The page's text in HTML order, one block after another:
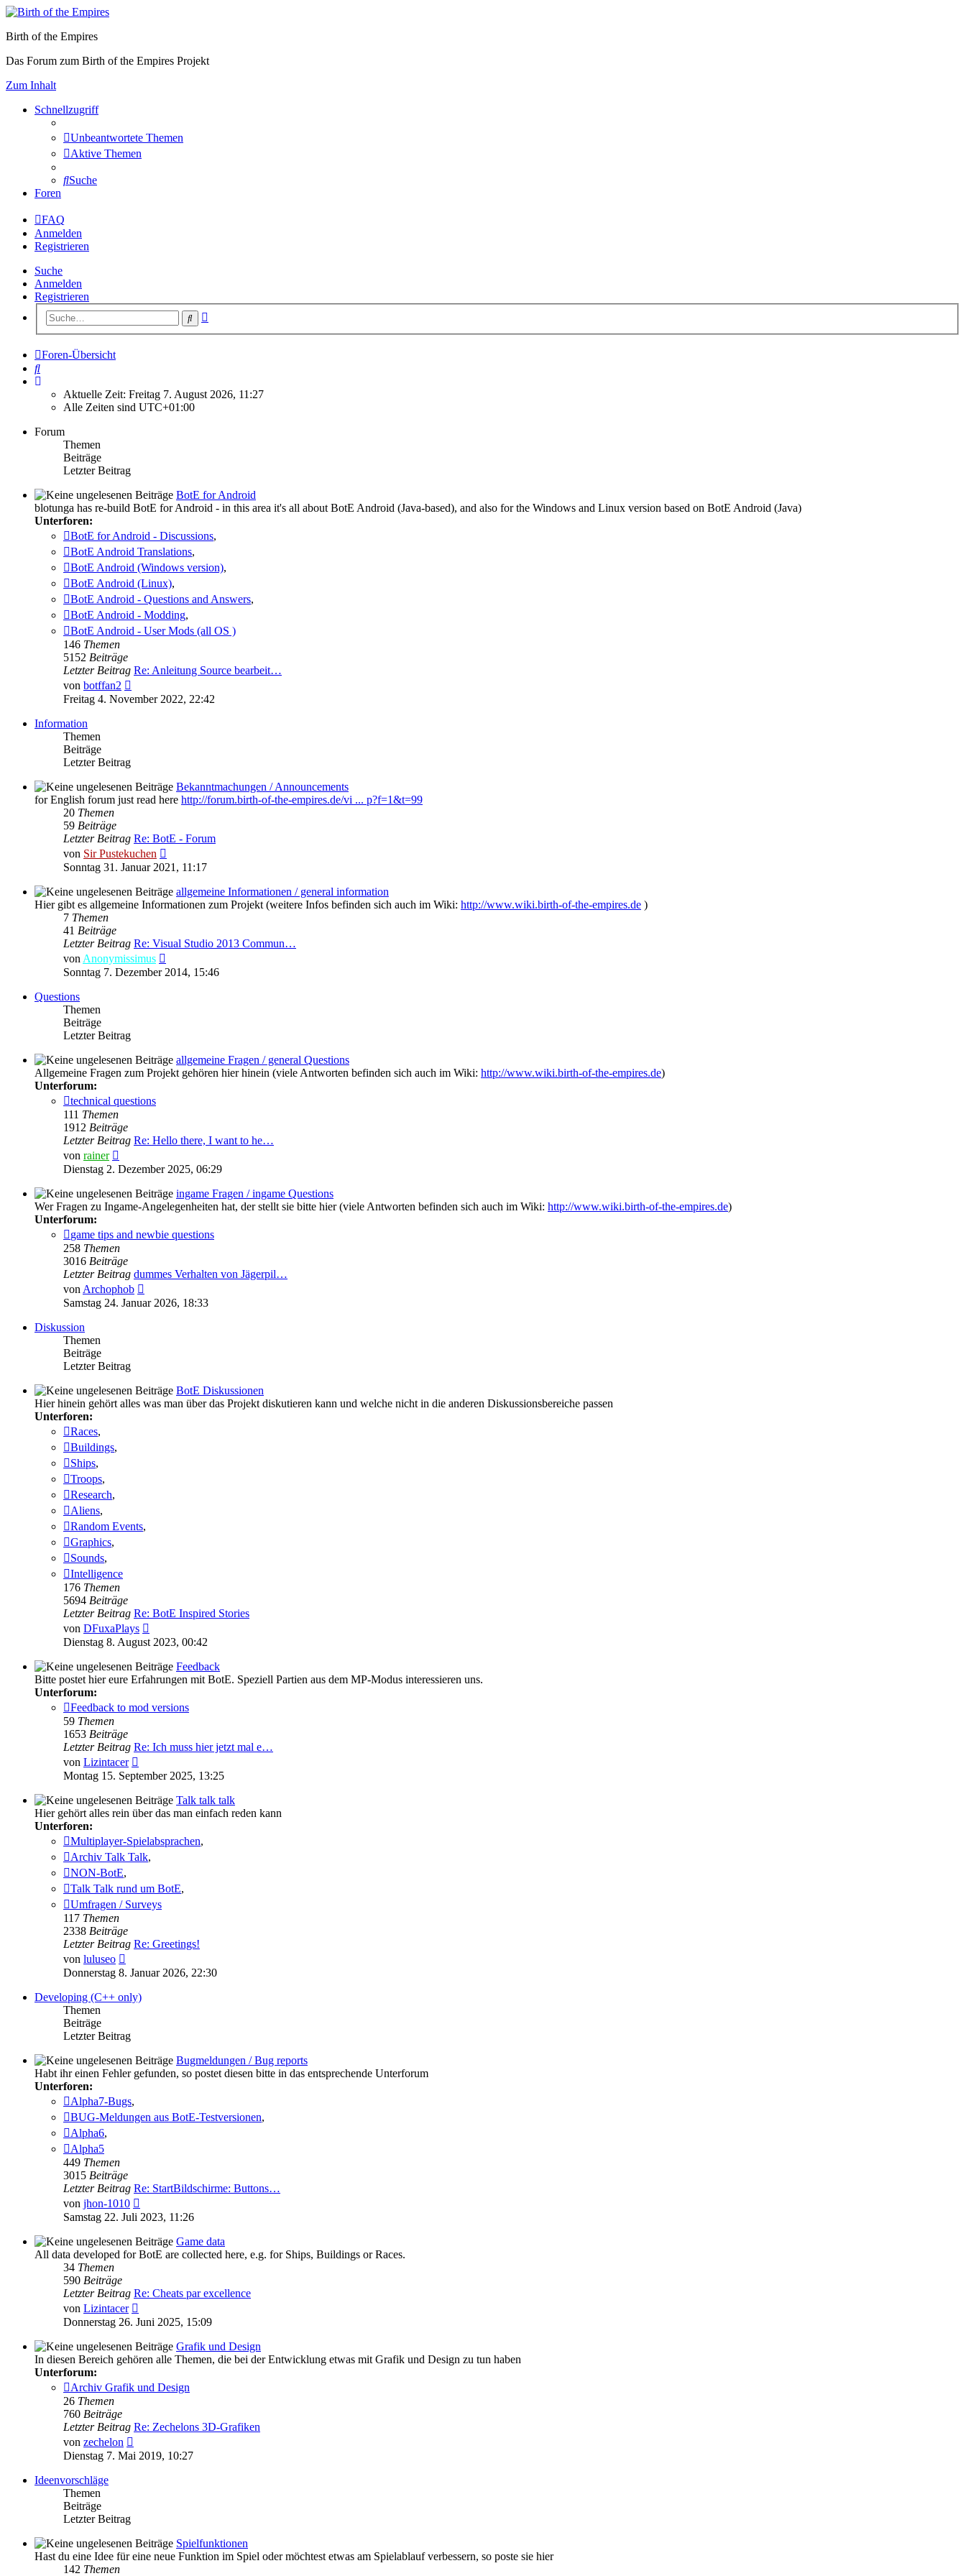
Birth of the Empires
Das Forum zum Birth of the Empires Projekt
Zum Inhalt
Schnellzugriff
Unbeantwortete Themen
Aktive Themen
Suche
Foren
FAQ
Anmelden
Registrieren
Suche
Anmelden
Registrieren
Suche
Foren-Übersicht
Suche
Aktuelle Zeit: Freitag 7. August 2026, 11:27
Alle Zeiten sind UTC+01:00
Forum
Themen
Beiträge
Letzter Beitrag
BotE for Android
blotunga has re-build BotE for Android - in this area it's all about BotE Android (Java-based), and also for the Windows and Linux version based on BotE Android (Java)
Unterforen:
BotE for Android - Discussions,
BotE Android Translations,
BotE Android (Windows version),
BotE Android (Linux),
BotE Android - Questions and Answers,
BotE Android - Modding,
BotE Android - User Mods (all OS )
146 Themen
5152 Beiträge
Letzter Beitrag Re: Anleitung Source bearbeit…
von botffan2
Beitrag
Freitag 4. November 2022, 22:42
Information
Themen
Beiträge
Letzter Beitrag
Bekanntmachungen / Announcements
for English forum just read here http://forum.birth-of-the-empires.de/vi ... p?f=1&t=99
20 Themen
59 Beiträge
Letzter Beitrag Re: BotE - Forum
von Sir Pustekuchen
Beitrag
Sonntag 31. Januar 2021, 11:17
allgemeine Informationen / general information
Hier gibt es allgemeine Informationen zum Projekt (weitere Infos befinden sich auch im Wiki: http://www.wiki.birth-of-the-empires.de )
7 Themen
41 Beiträge
Letzter Beitrag Re: Visual Studio 2013 Commun…
von Anonymissimus
Beitrag
Sonntag 7. Dezember 2014, 15:46
Questions
Themen
Beiträge
Letzter Beitrag
allgemeine Fragen / general Questions
Allgemeine Fragen zum Projekt gehören hier hinein (viele Antworten befinden sich auch im Wiki: http://www.wiki.birth-of-the-empires.de)
Unterforum:
technical questions
111 Themen
1912 Beiträge
Letzter Beitrag Re: Hello there, I want to he…
von rainer
Beitrag
Dienstag 2. Dezember 2025, 06:29
ingame Fragen / ingame Questions
Wer Fragen zu Ingame-Angelegenheiten hat, der stellt sie bitte hier (viele Antworten befinden sich auch im Wiki: http://www.wiki.birth-of-the-empires.de)
Unterforum:
game tips and newbie questions
258 Themen
3016 Beiträge
Letzter Beitrag dummes Verhalten von Jägerpil…
von Archophob
Beitrag
Samstag 24. Januar 2026, 18:33
Diskussion
Themen
Beiträge
Letzter Beitrag
BotE Diskussionen
Hier hinein gehört alles was man über das Projekt diskutieren kann und welche nicht in die anderen Diskussionsbereiche passen
Unterforen:
Races,
Buildings,
Ships,
Troops,
Research,
Aliens,
Random Events,
Graphics,
Sounds,
Intelligence
176 Themen
5694 Beiträge
Letzter Beitrag Re: BotE Inspired Stories
von DFuxaPlays
Beitrag
Dienstag 8. August 2023, 00:42
Feedback
Bitte postet hier eure Erfahrungen mit BotE. Speziell Partien aus dem MP-Modus interessieren uns.
Unterforum:
Feedback to mod versions
59 Themen
1653 Beiträge
Letzter Beitrag Re: Ich muss hier jetzt mal e…
von Lizintacer
Beitrag
Montag 15. September 2025, 13:25
Talk talk talk
Hier gehört alles rein über das man einfach reden kann
Unterforen:
Multiplayer-Spielabsprachen,
Archiv Talk Talk,
NON-BotE,
Talk Talk rund um BotE,
Umfragen / Surveys
117 Themen
2338 Beiträge
Letzter Beitrag Re: Greetings!
von luluseo
Beitrag
Donnerstag 8. Januar 2026, 22:30
Developing (C++ only)
Themen
Beiträge
Letzter Beitrag
Bugmeldungen / Bug reports
Habt ihr einen Fehler gefunden, so postet diesen bitte in das entsprechende Unterforum
Unterforen:
Alpha7-Bugs,
BUG-Meldungen aus BotE-Testversionen,
Alpha6,
Alpha5
449 Themen
3015 Beiträge
Letzter Beitrag Re: StartBildschirme: Buttons…
von jhon-1010
Beitrag
Samstag 22. Juli 2023, 11:26
Game data
All data developed for BotE are collected here, e.g. for Ships, Buildings or Races.
34 Themen
590 Beiträge
Letzter Beitrag Re: Cheats par excellence
von Lizintacer
Beitrag
Donnerstag 26. Juni 2025, 15:09
Grafik und Design
In diesen Bereich gehören alle Themen, die bei der Entwicklung etwas mit Grafik und Design zu tun haben
Unterforum:
Archiv Grafik und Design
26 Themen
760 Beiträge
Letzter Beitrag Re: Zechelons 3D-Grafiken
von zechelon
Beitrag
Dienstag 7. Mai 2019, 10:27
Ideenvorschläge
Themen
Beiträge
Letzter Beitrag
Spielfunktionen
Hast du eine Idee für eine neue Funktion im Spiel oder möchtest etwas am Spielablauf verbessern, so poste sie hier
142 Themen